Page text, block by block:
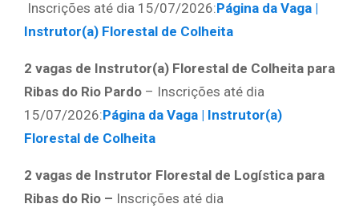
Inscrições até dia 15/07/2026:Página da Vaga |
Instrutor(a) Florestal de Colheita
2 vagas de Instrutor(a) Florestal de Colheita para
Ribas do Rio Pardo – Inscrições até dia
15/07/2026:Página da Vaga | Instrutor(a)
Florestal de Colheita
2 vagas de Instrutor Florestal de Logística para
Ribas do Rio – Inscrições até dia